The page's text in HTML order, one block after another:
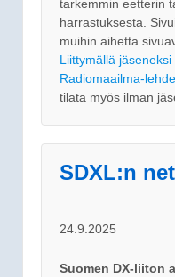
tarkemmin eetterin
harrastuksesta.
muihin aihetta
Liittymällä jäseneksi
Radiomaailma-
tilata myös ilman
SDXL:n
24.9.2025
Suomen DX-liiton